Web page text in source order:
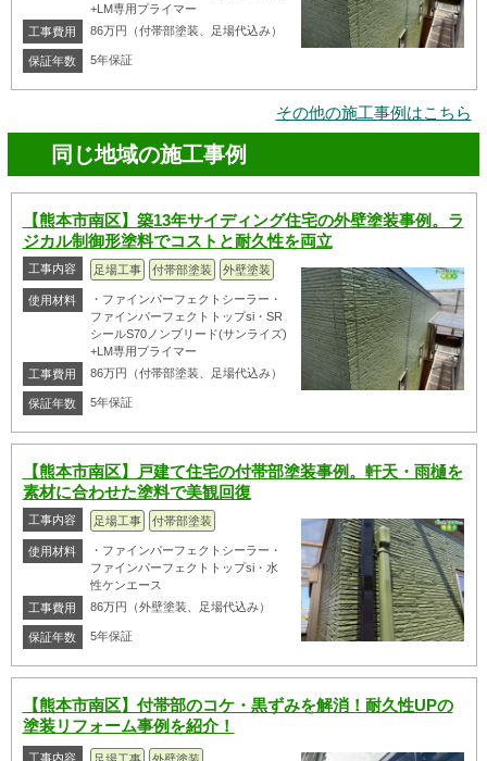
+LM専用プライマー
工事費用
86万円（付帯部塗装、足場代込み）
保証年数 5年保証
その他の施工事例はこちら
同じ地域の施工事例
【熊本市南区】築13年サイディング住宅の外壁塗装事例。ラ
ジカル制御形塗料でコストと耐久性を両立
工事内容 足場工事 付帯部塗装 外壁塗装
使用材料
・ファインパーフェクトシーラー・
ファインパーフェクトトップsi・SR
シールS70ノンブリード(サンライズ)
+LM専用プライマー
工事費用
86万円（付帯部塗装、足場代込み）
保証年数 5年保証
【熊本市南区】戸建て住宅の付帯部塗装事例。軒天・雨樋を
素材に合わせた塗料で美観回復
工事内容 足場工事 付帯部塗装
使用材料
・ファインパーフェクトシーラー・
ファインパーフェクトトップsi・水
性ケンエース
工事費用
86万円（外壁塗装、足場代込み）
保証年数 5年保証
【熊本市南区】付帯部のコケ・黒ずみを解消！耐久性UPの
塗装リフォーム事例を紹介！
工事内容